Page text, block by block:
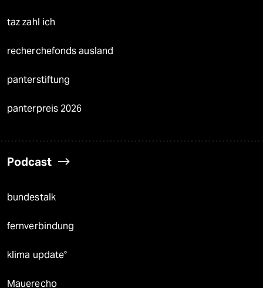
taz zahl ich
recherchefonds ausland
panterstiftung
panterpreis 2026
Podcast
bundestalk
fernverbindung
klima update°
Mauerecho